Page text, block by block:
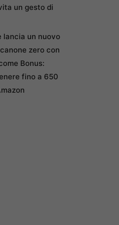
un gesto di
lancia un nuovo
zero con
Bonus:
fino a 650